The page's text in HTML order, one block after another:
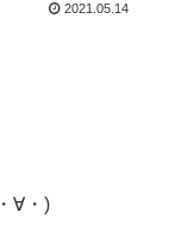
2021.05.14
∀・)